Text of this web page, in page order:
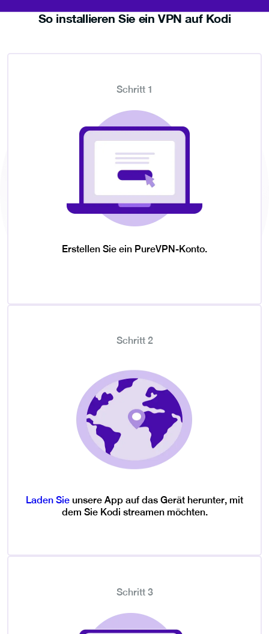
So installieren Sie ein VPN auf Kodi
Schritt 1
Erstellen Sie ein PureVPN-Konto.
Schritt 2
Laden Sie unsere App auf das Gerät herunter, mit
dem Sie Kodi streamen möchten.
Schritt 3